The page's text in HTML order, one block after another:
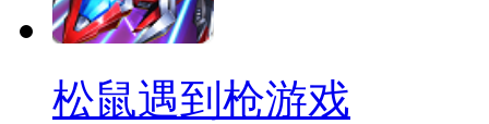
松鼠遇到枪游戏